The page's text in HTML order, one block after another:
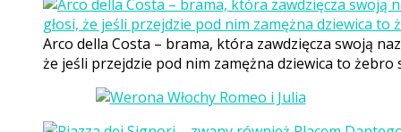
Arco della Costa – brama, która zawdzięcza swoją
że jeśli przejdzie pod nim zamężna dziewica to żebro